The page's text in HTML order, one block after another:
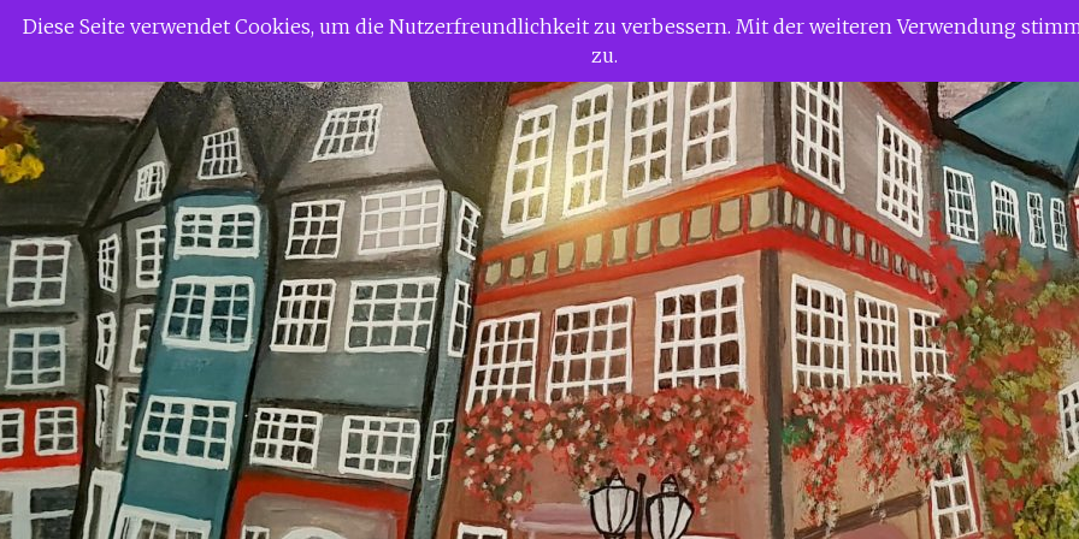
ZumSiggi Gerdaus Welt
Diese Seite verwendet Cookies, um die Nutzerfreundlichkeit zu verbessern. Mit der weiteren Verwendung
zu.